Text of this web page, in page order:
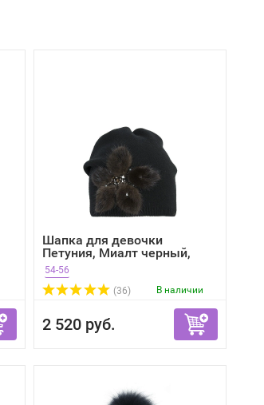
Шапка для девочки
Петуния, Миалт черный,
зима
54-56
(36)
В наличии
2 520 руб.